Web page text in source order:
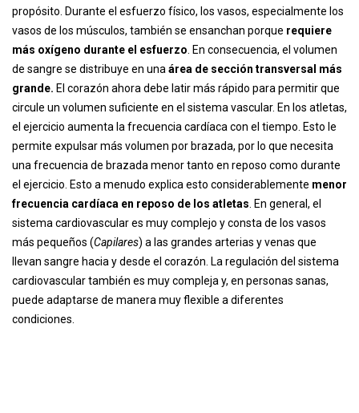
propósito. Durante el esfuerzo físico, los vasos, especialmente los
vasos de los músculos, también se ensanchan porque requiere
más oxígeno durante el esfuerzo . En consecuencia, el volumen
de sangre se distribuye en una área de sección transversal más
grande. El corazón ahora debe latir más rápido para permitir que
circule un volumen suficiente en el sistema vascular. En los atletas,
el ejercicio aumenta la frecuencia cardíaca con el tiempo. Esto le
permite expulsar más volumen por brazada, por lo que necesita
una frecuencia de brazada menor tanto en reposo como durante
el ejercicio. Esto a menudo explica esto considerablemente menor
frecuencia cardíaca en reposo de los atletas . En general, el
sistema cardiovascular es muy complejo y consta de los vasos
más pequeños (Capilares) a las grandes arterias y venas que
llevan sangre hacia y desde el corazón. La regulación del sistema
cardiovascular también es muy compleja y, en personas sanas,
puede adaptarse de manera muy flexible a diferentes
condiciones.